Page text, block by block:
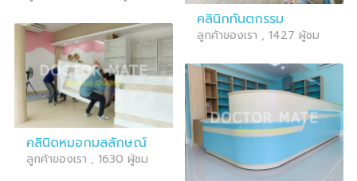
คลินิกทันตกรรม
ลูกค้าของเรา , 1427 ผู้ชม
คลินิดหมอกมลลักษณ์
ลูกค้าของเรา , 1630 ผู้ชม